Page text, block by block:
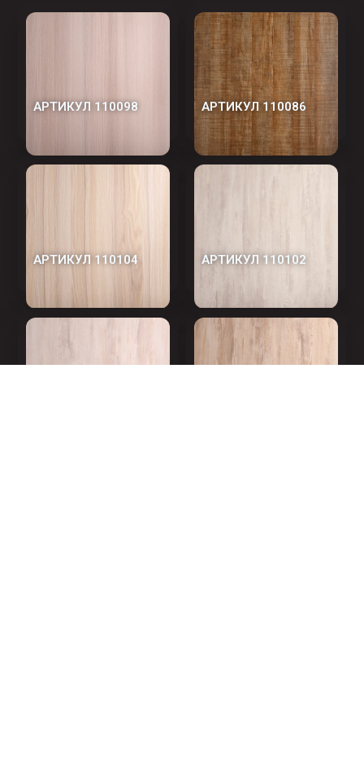
АРТИКУЛ 110098 АРТИКУЛ 110086
АРТИКУЛ 110104 АРТИКУЛ 110102